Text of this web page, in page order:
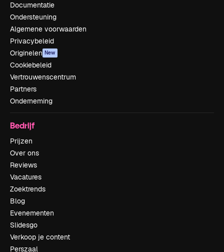
Documentatie
Ondersteuning
Algemene voorwaarden
Privacybeleid
Originelen New
Cookiebeleid
Vertrouwenscentrum
Partners
Onderneming
Bedrijf
Prijzen
Over ons
Reviews
Vacatures
Zoektrends
Blog
Evenementen
Slidesgo
Verkoop je content
Perszaal